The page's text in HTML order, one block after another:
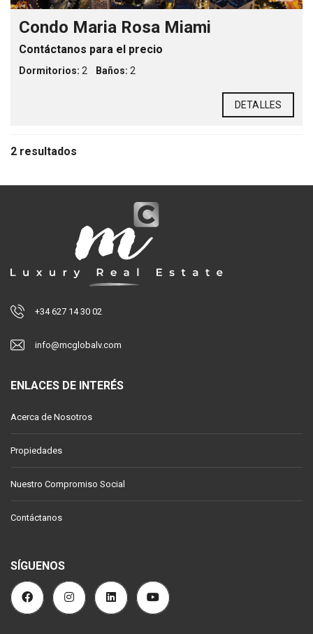
Condo Maria Rosa Miami
Contáctanos para el precio
Dormitorios: 2 Baños: 2
DETALLES
2 resultados
+34 627 14 30 02
info@mcglobalv.com
ENLACES DE INTERÉS
Acerca de Nosotros
Propiedades
Nuestro Compromiso Social
Contáctanos
SÍGUENOS